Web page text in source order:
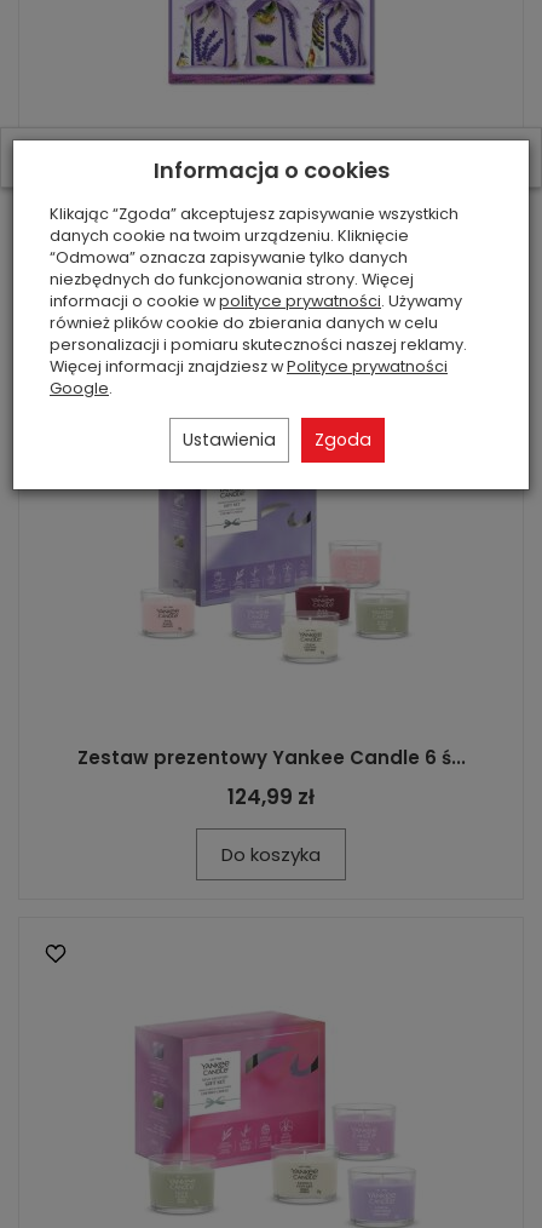
21,90 zł
Do koszyka
Zestaw prezentowy Yankee Candle 6 ś...
124,99 zł
Do koszyka
W ostatnich 7 dniach produktem interesują się
Informacja o cookies
Klikając “Zgoda” akceptujesz zapisywanie wszystkich
danych cookie na twoim urządzeniu. Kliknięcie
“Odmowa” oznacza zapisywanie tylko danych
niezbędnych do funkcjonowania strony. Więcej
informacji o cookie wpolityce prywatności. Używamy
również plików cookie do zbierania danych w celu
personalizacji i pomiaru skuteczności naszej reklamy.
Więcej informacji znajdziesz wPolityce prywatności
Google.
Ustawienia Zgoda